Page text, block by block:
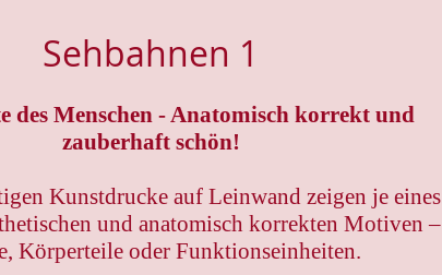
Sehbahnen 1
des Menschen - Anatomisch korrekt und
zauberhaft schön!
Kunstdrucke auf Leinwand zeigen je eines
und anatomisch korrekten Motiven –
Körperteile oder Funktionseinheiten.